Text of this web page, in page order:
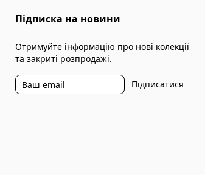
Підписка на новини
Отримуйте інформацію про нові колекції
та закриті розпродажі.
Підписатися